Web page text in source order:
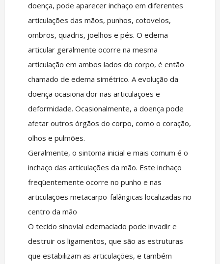
doença, pode aparecer inchaço em diferentes
articulações das mãos, punhos, cotovelos,
ombros, quadris, joelhos e pés. O edema
articular geralmente ocorre na mesma
articulação em ambos lados do corpo, é então
chamado de edema simétrico. A evolução da
doença ocasiona dor nas articulações e
deformidade. Ocasionalmente, a doença pode
afetar outros órgãos do corpo, como o coração,
olhos e pulmões.
Geralmente, o sintoma inicial e mais comum é o
inchaço das articulações da mão. Este inchaço
freqüentemente ocorre no punho e nas
articulações metacarpo-falângicas localizadas no
centro da mão
O tecido sinovial edemaciado pode invadir e
destruir os ligamentos, que são as estruturas
que estabilizam as articulações, e também